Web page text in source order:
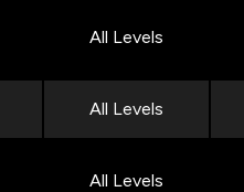
All Levels
All Levels
All Levels